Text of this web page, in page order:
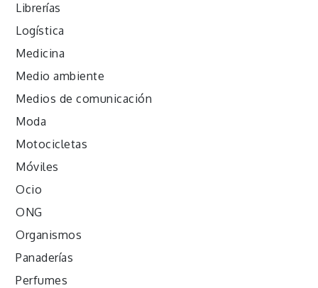
Librerías
Logística
Medicina
Medio ambiente
Medios de comunicación
Moda
Motocicletas
Móviles
Ocio
ONG
Organismos
Panaderías
Perfumes